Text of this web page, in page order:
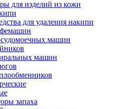
для изделий из кожи
для удаления накипи
машин
машин
запаха